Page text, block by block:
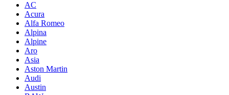
AC
Acura
Alfa Romeo
Alpina
Alpine
Aro
Asia
Aston Martin
Audi
Austin